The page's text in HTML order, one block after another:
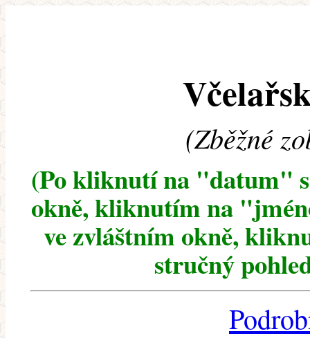
(Zběžné
(Po kliknutí na "datum"
okně, kliknutím na
ve zvláštním okně,
stručný